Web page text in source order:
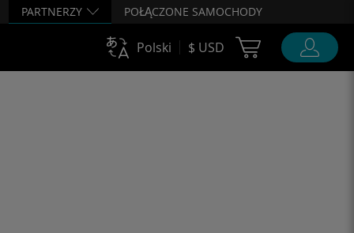
PARTNERZY POŁĄCZONE SAMOCHODY
Polski $ USD Cart Ubigi